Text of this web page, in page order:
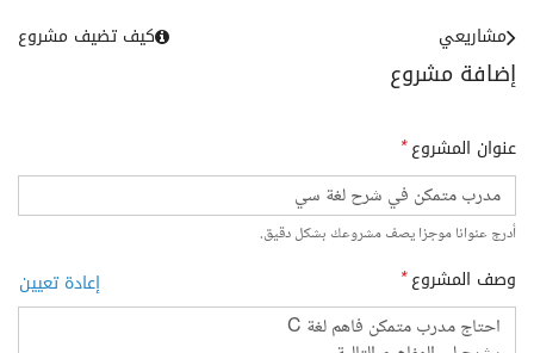
إضافة مشروع
مشاريعي كيف تضيف مشروع
عنوان المشروع*
أدرج عنوانا موجزا يصف مشروعك بشكل دقيق.
وصف المشروع* إعادة تعيين